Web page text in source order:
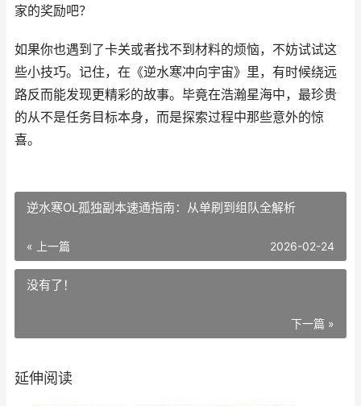
家的奖励吧？
如果你也遇到了卡关或者找不到材料的烦恼，不妨试试这
些小技巧。记住，在《逆水寒冲向宇宙》里，有时候绕远
路反而能发现更精彩的故事。毕竟在浩瀚星海中，最珍贵
的从不是任务目标本身，而是探索过程中那些意外的惊
喜。
逆水寒OL孤独副本速通指南：从单刷到组队全解析
« 上一篇 2026-02-24
没有了！
下一篇 »
延伸阅读